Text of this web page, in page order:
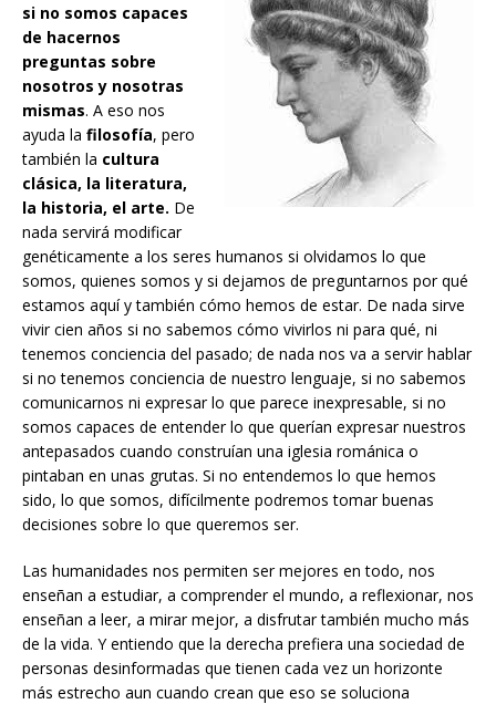
si no somos capaces
de hacernos
preguntas sobre
nosotros y nosotras
mismas. A eso nos
ayuda la filosofía, pero
también la cultura
clásica, la literatura,
la historia, el arte. De
nada servirá modificar
genéticamente a los seres humanos si olvidamos lo que
somos, quienes somos y si dejamos de preguntarnos por qué
estamos aquí y también cómo hemos de estar. De nada sirve
vivir cien años si no sabemos cómo vivirlos ni para qué, ni
tenemos conciencia del pasado; de nada nos va a servir hablar
si no tenemos conciencia de nuestro lenguaje, si no sabemos
comunicarnos ni expresar lo que parece inexpresable, si no
somos capaces de entender lo que querían expresar nuestros
antepasados cuando construían una iglesia románica o
pintaban en unas grutas. Si no entendemos lo que hemos
sido, lo que somos, difícilmente podremos tomar buenas
decisiones sobre lo que queremos ser.
Las humanidades nos permiten ser mejores en todo, nos
enseñan a estudiar, a comprender el mundo, a reflexionar, nos
enseñan a leer, a mirar mejor, a disfrutar también mucho más
de la vida. Y entiendo que la derecha prefiera una sociedad de
personas desinformadas que tienen cada vez un horizonte
más estrecho aun cuando crean que eso se soluciona